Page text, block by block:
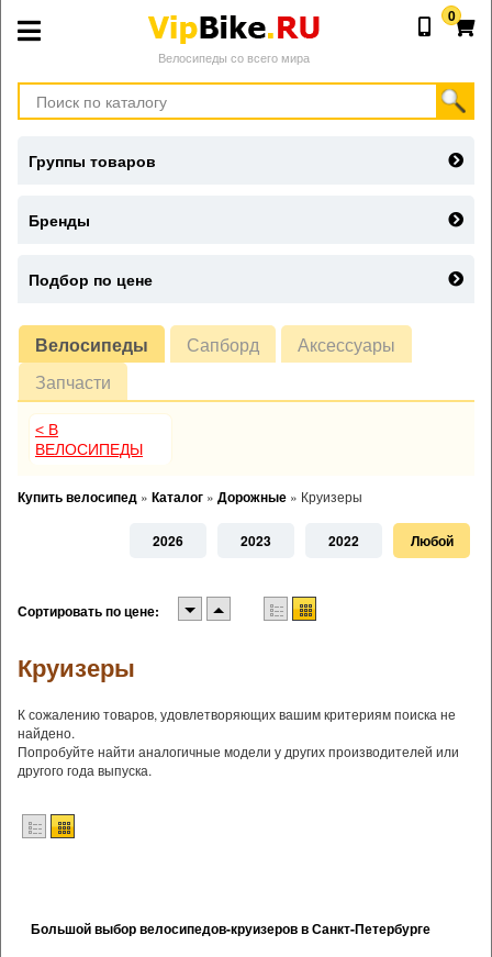
Велосипеды со всего мира
0
Велосипеды Сапборд
Аксессуары
Запчасти
< В
ВЕЛОСИПЕДЫ
Купить велосипед » Каталог » Дорожные » Круизеры
2026 2023 2022 Любой
Сортировать по цене:
Круизеры
К сожалению товаров, удовлетворяющих вашим критериям поиска не
найдено.
Попробуйте найти аналогичные модели у других производителей или
другого года выпуска.
Большой выбор велосипедов-круизеров в Санкт-Петербурге
Группы товаров
Бренды
Подбор по цене